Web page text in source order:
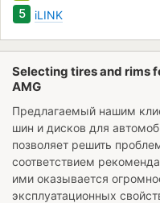
5 iLINK
Selecting tires and rims
AMG
Предлагаемый нашим
шин и дисков для
позволяет решить
соответствием
ими оказывается
эксплуатационных